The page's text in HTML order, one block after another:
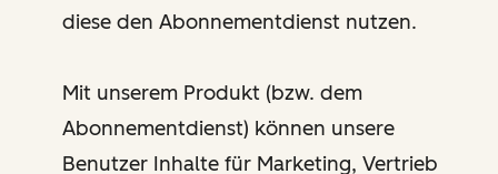
diese den Abonnementdienst nutzen.
Mit unserem Produkt (bzw. dem
Abonnementdienst) können unsere
Benutzer Inhalte für Marketing, Vertrieb